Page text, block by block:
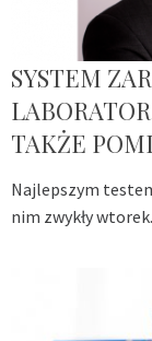
SYSTEM
TAKŻE
Najlepszym
nim zwykły